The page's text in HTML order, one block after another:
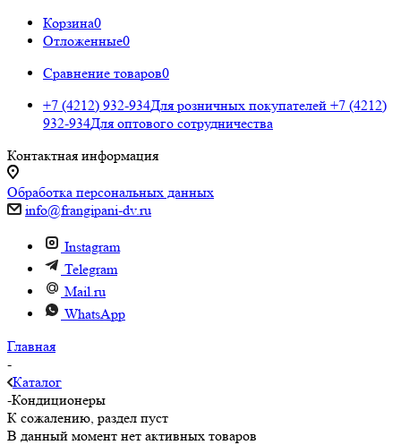
Корзина0
Отложенные0
Сравнение товаров0
+7 (4212) 932-934Для розничных покупателей +7 (4212)
932-934Для оптового сотрудничества
Контактная информация
Обработка персональных данных
info@frangipani-dv.ru
Instagram
Telegram
Mail.ru
WhatsApp
Главная
-
Каталог
-Кондиционеры
К сожалению, раздел пуст
В данный момент нет активных товаров